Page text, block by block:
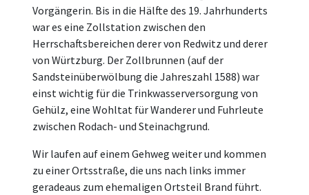
Vorgängerin. Bis in die Hälfte des 19. Jahrhunderts
war es eine Zollstation zwischen den
Herrschaftsbereichen derer von Redwitz und derer
von Würtzburg. Der Zollbrunnen (auf der
Sandsteinüberwölbung die Jahreszahl 1588) war
einst wichtig für die Trinkwasserversorgung von
Gehülz, eine Wohltat für Wanderer und Fuhrleute
zwischen Rodach- und Steinachgrund.
Wir laufen auf einem Gehweg weiter und kommen
zu einer Ortsstraße, die uns nach links immer
geradeaus zum ehemaligen Ortsteil Brand führt.